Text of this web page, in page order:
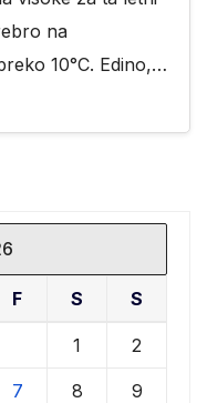
na
10°C. Edino,…
F S S
1 2
7 8 9